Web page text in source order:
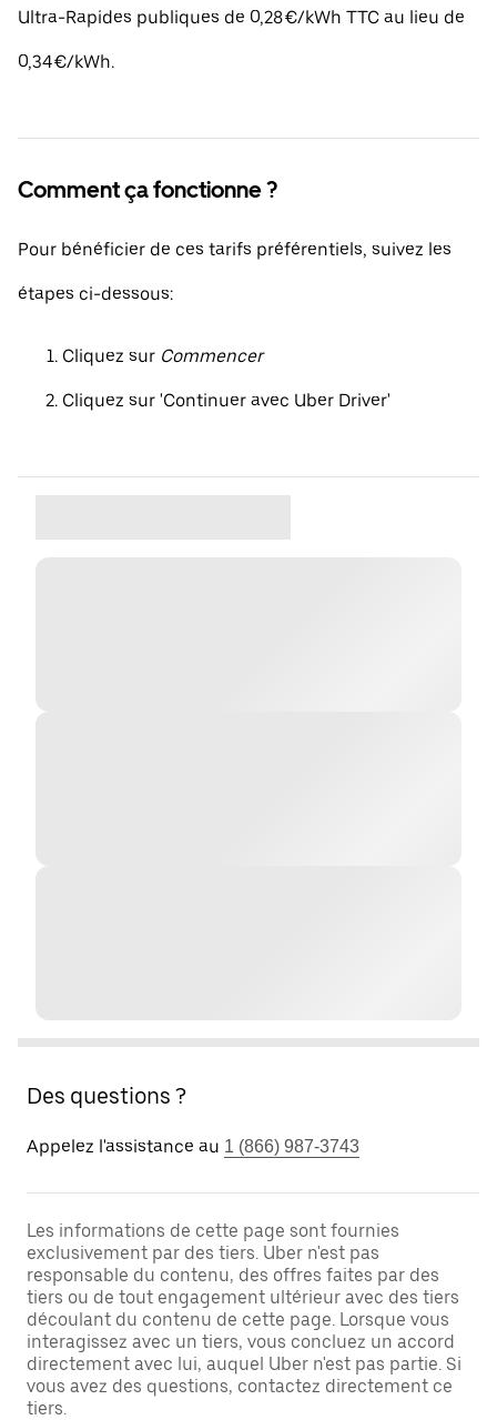
Ultra-Rapides publiques de 0,28 €/kWh TTC au lieu de
0,34 €/kWh.
Comment ça fonctionne ?
Pour bénéficier de ces tarifs préférentiels, suivez les
étapes ci-dessous:
Cliquez sur Commencer
Cliquez sur 'Continuer avec Uber Driver'
Des questions ?
Appelez l'assistance au 1 (866) 987-3743
Les informations de cette page sont fournies
exclusivement par des tiers. Uber n'est pas
responsable du contenu, des offres faites par des
tiers ou de tout engagement ultérieur avec des tiers
découlant du contenu de cette page. Lorsque vous
interagissez avec un tiers, vous concluez un accord
directement avec lui, auquel Uber n'est pas partie. Si
vous avez des questions, contactez directement ce
tiers.